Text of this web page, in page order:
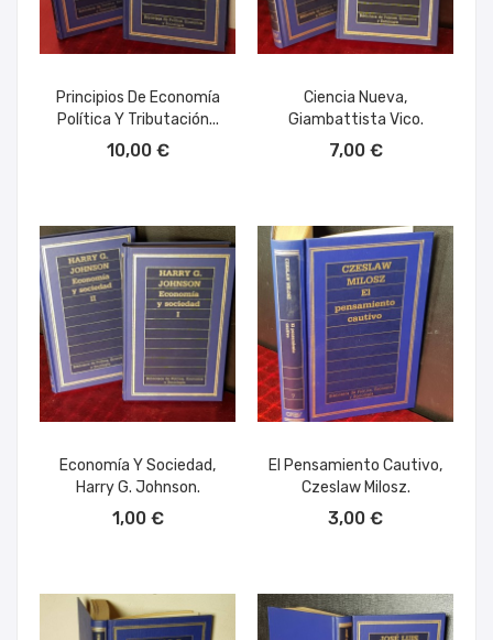
Principios De Economía
Política Y Tributación...
10,00 €
Ciencia Nueva,
Giambattista Vico.
7,00 €
Economía Y Sociedad,
Harry G. Johnson.
1,00 €
El Pensamiento Cautivo,
Czeslaw Milosz.
3,00 €